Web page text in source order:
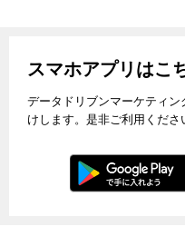
スマホアプリはこ
データドリブンマーケティ
けします。是非ご利用くださ